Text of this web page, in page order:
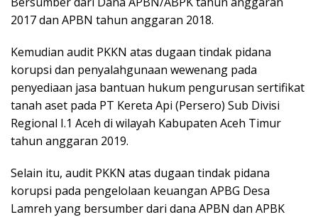
2017 dan APBN tahun anggaran 2018.
Kemudian audit PKKN atas dugaan tindak pidana
korupsi dan penyalahgunaan wewenang pada
penyediaan jasa bantuan hukum pengurusan sertifikat
tanah aset pada PT Kereta Api (Persero) Sub Divisi
Regional I.1 Aceh di wilayah Kabupaten Aceh Timur
tahun anggaran 2019.
Selain itu, audit PKKN atas dugaan tindak pidana
korupsi pada pengelolaan keuangan APBG Desa
Lamreh yang bersumber dari dana APBN dan APBK